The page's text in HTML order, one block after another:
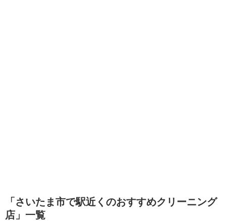
「 さいたま市で駅近くのおすすめクリーニング
店 」 一覧